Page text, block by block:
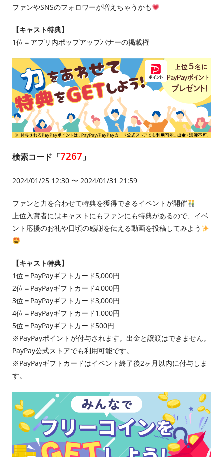
ファンやSNSのフォロワーが増えちゃうかも
【キャスト特典】
1位＝アプリ内ポップアップバナーの掲載権
検索コード「7267 」
2024/01/25 12:30 〜 2024/01/31 21:59
ファンと力を合わせて特典を獲得できるイベントが開催
上位入賞者にはキャストにもファンにも特典があるので、イベ
ント応援のお礼や日頃の感謝を伝える動画を投稿してみよう
【キャスト特典】
1位＝PayPayギフトカード5,000円
2位＝PayPayギフトカード4,000円
3位＝PayPayギフトカード3,000円
4位＝PayPayギフトカード1,000円
5位＝PayPayギフトカード500円
※PayPayポイントが付与されます。出金と譲渡はできません。
PayPay公式ストアでも利用可能です。
※PayPayギフトカードはイベント終了後2ヶ月以内に付与しま
す。